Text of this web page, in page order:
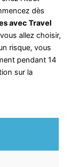
dès
avec Travel
allez choisir,
risque, vous
pendant 14
sur la